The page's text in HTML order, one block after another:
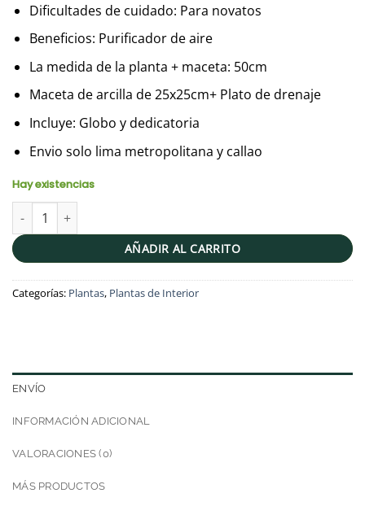
Dificultades de cuidado: Para novatos
Beneficios: Purificador de aire
La medida de la planta + maceta: 50cm
Maceta de arcilla de 25x25cm+ Plato de drenaje
Incluye: Globo y dedicatoria
Envio solo lima metropolitana y callao
Hay existencias
Lengua de suegra + Maceta esférica + Globo | 50cm cantidad
AÑADIR AL CARRITO
Categorías: Plantas, Plantas de Interior
ENVÍO
INFORMACIÓN ADICIONAL
VALORACIONES (0)
MÁS PRODUCTOS